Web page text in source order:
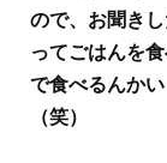
ので、お聞き
ってごはんを
で食べるんか
（笑）